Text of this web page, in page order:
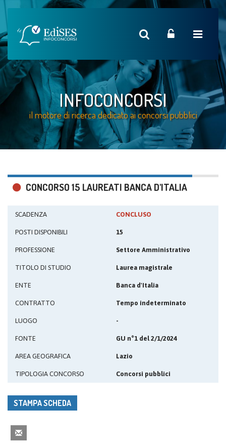
INFOCONCORSI
il motore di ricerca dedicato ai concorsi pubblici
CONCORSO 15 LAUREATI BANCA D'ITALIA
SCADENZA CONCLUSO
POSTI DISPONIBILI 15
PROFESSIONE Settore Amministrativo
TITOLO DI STUDIO Laurea magistrale
ENTE Banca d'Italia
CONTRATTO Tempo indeterminato
LUOGO -
FONTE GU n°1 del 2/1/2024
AREA GEOGRAFICA Lazio
TIPOLOGIA CONCORSO Concorsi pubblici
STAMPA SCHEDA